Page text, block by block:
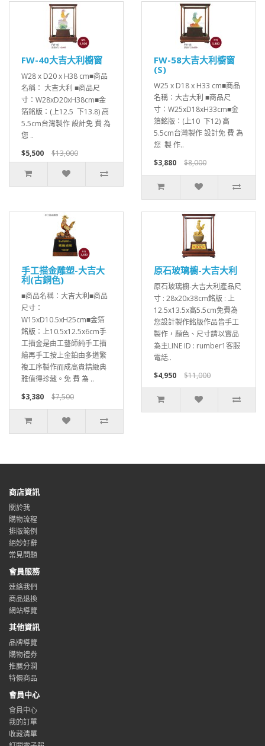
FW-40大吉大利櫥窗
W28 x D20 x H38 cm■商品
名稱： 大吉大利 ■商品尺
寸：W28xD20xH38cm■金
箔銘版：(上12.5 下13.8) 高
5.5cm台灣製作 設計免 費 為
您 ..
$5,500
$13,000
FW-58大吉大利櫥窗
(S)
W25 x D18 x H33 cm■商品
名稱：大吉大利 ■商品尺
寸：W25xD18xH33cm■金
箔銘版：(上10 下12) 高
5.5cm台灣製作 設計免 費 為
您 製 作..
$3,880
$8,000
手工描金雕塑-大吉大
利(古銅色)
■商品名稱：大吉大利■商品
尺寸：
W15xD10.5xH25cm■金箔
銘版：上10.5x12.5x6cm手
工描金是由工藝師純手工描
繪再手工按上金鉑由多道繁
複工序製作而成高貴精緻典
雅值得珍藏。免 費 為 ..
$3,380
$7,500
原石玻璃櫥-大吉大利
原石玻璃櫥-大吉大利產品尺
寸 : 28x20x38cm銘版 : 上
12.5x13.5x高5.5cm免費為
您設計製作銘版作品皆手工
製作，顏色、尺寸請以實品
為主LINE ID : rumber1客服
電話..
$4,950
$11,000
商店資訊
關於我
購物流程
排版範例
絕妙好辭
常見問題
會員服務
連絡我們
商品退換
網站導覽
其他資訊
品牌導覽
購物禮券
推薦分潤
特價商品
會員中心
會員中心
我的訂單
收藏清單